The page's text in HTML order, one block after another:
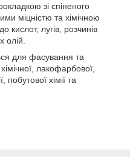
зі спіненого
міцністю та хімічною
кислот, лугів, розчинів
олій.
для фасування та
лакофарбової,
побутової хімії та